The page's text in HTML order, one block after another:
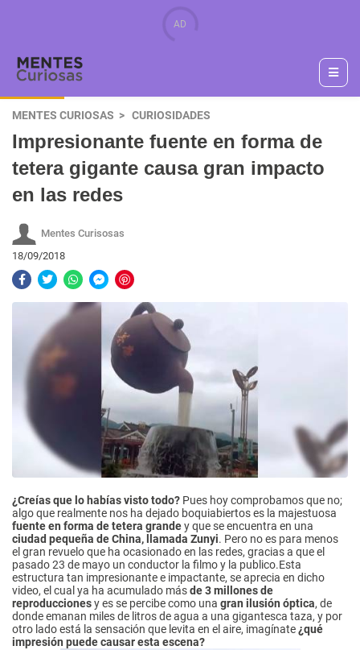
MENTES CURIOSAS CURIOSIDADES
Impresionante fuente en forma de
tetera gigante causa gran impacto
en las redes
Mentes Curisosas
18/09/2018
¿Creías que lo habías visto todo? Pues hoy comprobamos que no;
algo que realmente nos ha dejado boquiabiertos es la majestuosa
fuente en forma de tetera grandey que se encuentra en una
ciudad pequeña de China, llamada Zunyi. Pero no es para menos
el gran revuelo que ha ocasionado en las redes, gracias a que el
pasado 23 de mayo un conductor la filmo y la publico.Esta
estructura tan impresionante e impactante, se aprecia en dicho
video, el cual ya ha acumulado másde 3 millones de
reproduccionesy es se percibe como una gran ilusión óptica, de
donde emanan miles de litros de agua a una gigantesca taza, y por
otro lado está la sensación que levita en el aire, imagínate¿qué
impresión puede causar esta escena?